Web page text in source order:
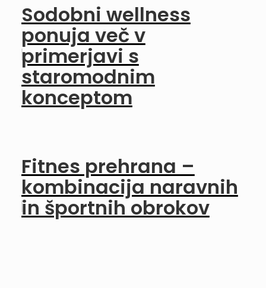
Sodobni wellness
ponuja več v
primerjavi s
staromodnim
konceptom
Fitnes prehrana –
kombinacija naravnih
in športnih obrokov